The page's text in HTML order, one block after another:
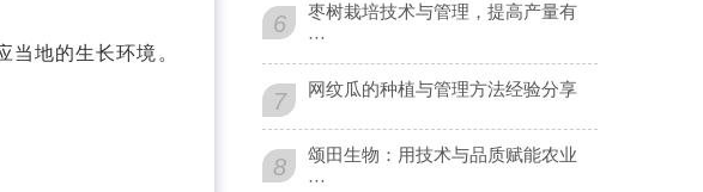
地的生长环境。
6
枣树栽培技术与管理，提高产量有
···
7 网纹瓜的种植与管理方法经验分享
8
颂田生物：用技术与品质赋能农业
···